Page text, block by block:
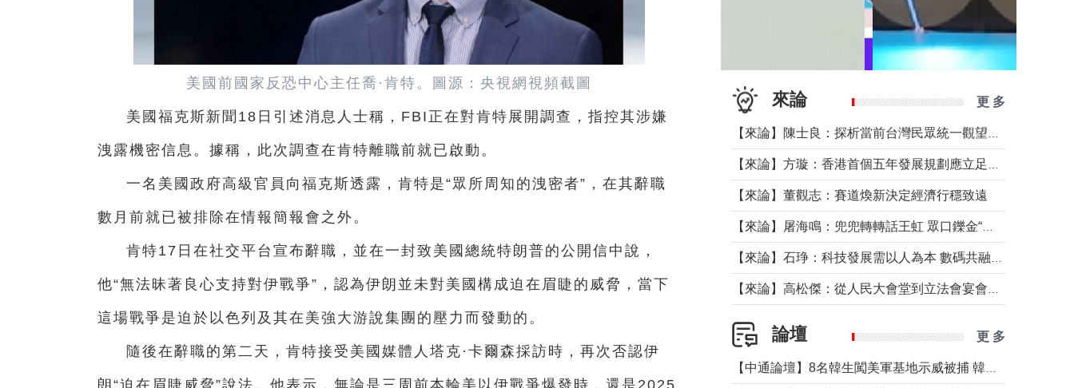
美國前國家反恐中心主任喬·肯特。圖源：央視網視頻截圖
美國福克斯新聞18日引述消息人士稱，FBI正在對肯特展開調查，指控其涉嫌
洩露機密信息。據稱，此次調查在肯特離職前就已啟動。
一名美國政府高級官員向福克斯透露，肯特是“眾所周知的洩密者”，在其辭職
數月前就已被排除在情報簡報會之外。
肯特17日在社交平台宣布辭職，並在一封致美國總統特朗普的公開信中說，
他“無法昧著良心支持對伊戰爭”，認為伊朗並未對美國構成迫在眉睫的威脅，當下
這場戰爭是迫於以色列及其在美強大游說集團的壓力而發動的。
隨後在辭職的第二天，肯特接受美國媒體人塔克·卡爾森採訪時，再次否認伊
來論 更 多
【來論】董觀志：賽道煥新決定經濟行穩致遠
論壇 更 多